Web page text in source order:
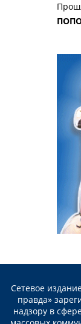
Сетевое
правда»
надзору в